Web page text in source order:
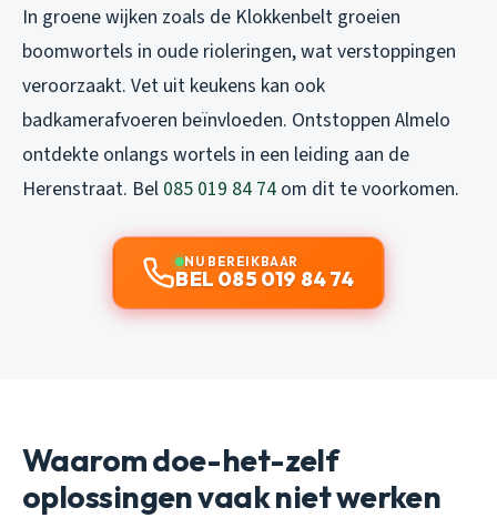
In groene wijken zoals de Klokkenbelt groeien
boomwortels in oude rioleringen, wat verstoppingen
veroorzaakt. Vet uit keukens kan ook
badkamerafvoeren beïnvloeden. Ontstoppen Almelo
ontdekte onlangs wortels in een leiding aan de
Herenstraat. Bel 085 019 84 74 om dit te voorkomen.
NU BEREIKBAAR
BEL 085 019 84 74
Waarom doe-het-zelf
oplossingen vaak niet werken